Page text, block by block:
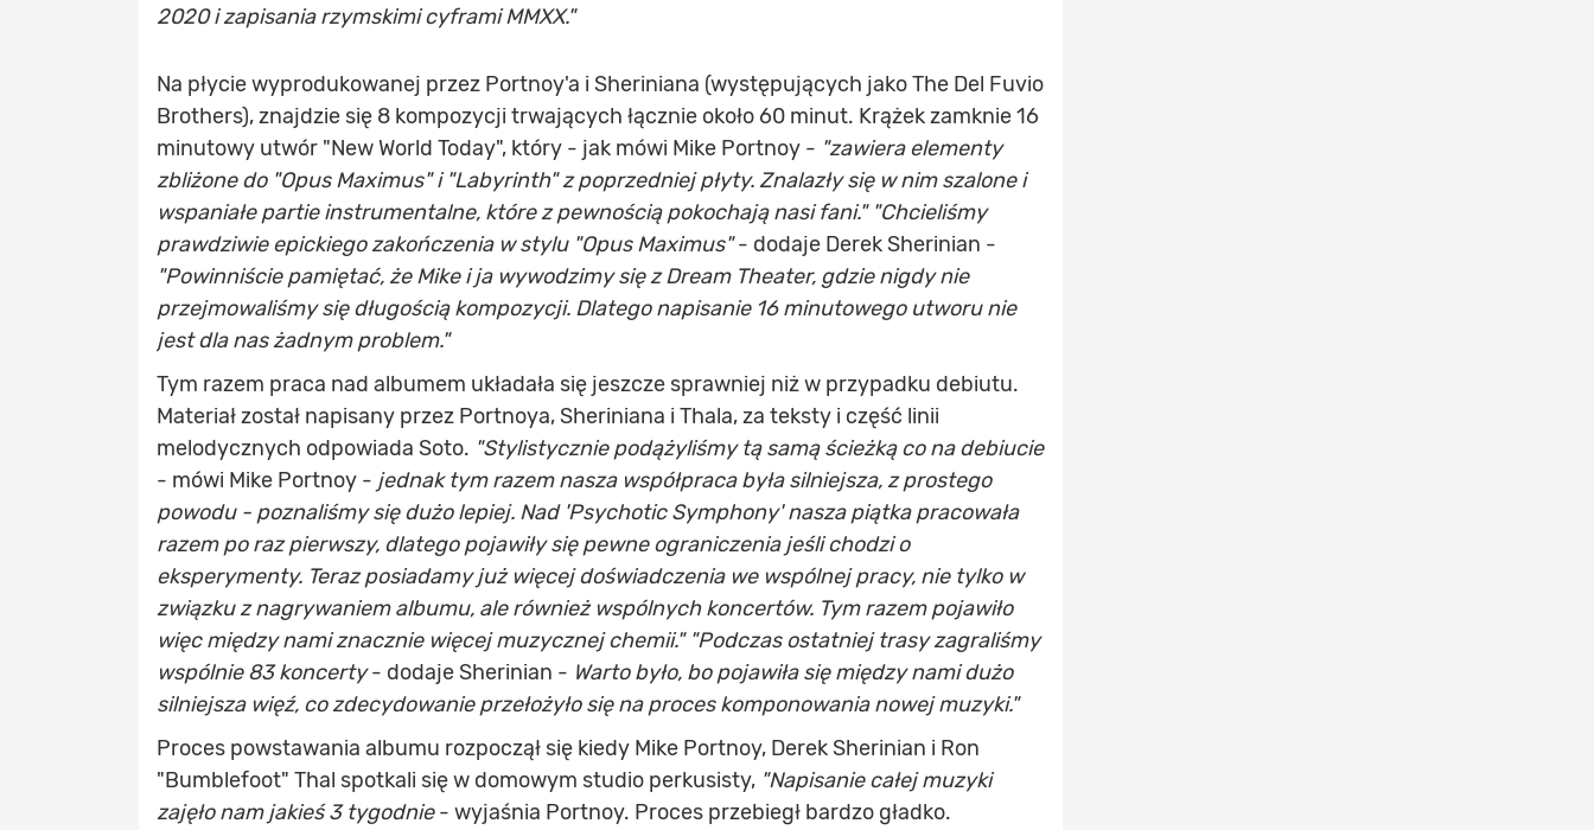
2020 i zapisania rzymskimi cyframi MMXX."
Na płycie wyprodukowanej przez Portnoy'a i Sheriniana (występujących jako The Del Fuvio
Brothers), znajdzie się 8 kompozycji trwających łącznie około 60 minut. Krążek zamknie 16
minutowy utwór "New World Today", który - jak mówi Mike Portnoy - "zawiera elementy
zbliżone do "Opus Maximus" i "Labyrinth" z poprzedniej płyty. Znalazły się w nim szalone i
wspaniałe partie instrumentalne, które z pewnością pokochają nasi fani." "Chcieliśmy
prawdziwie epickiego zakończenia w stylu "Opus Maximus"- dodaje Derek Sherinian -
"Powinniście pamiętać, że Mike i ja wywodzimy się z Dream Theater, gdzie nigdy nie
przejmowaliśmy się długością kompozycji. Dlatego napisanie 16 minutowego utworu nie
jest dla nas żadnym problem."
Tym razem praca nad albumem układała się jeszcze sprawniej niż w przypadku debiutu.
Materiał został napisany przez Portnoya, Sheriniana i Thala, za teksty i część linii
melodycznych odpowiada Soto. "Stylistycznie podążyliśmy tą samą ścieżką co na debiucie
- mówi Mike Portnoy - jednak tym razem nasza współpraca była silniejsza, z prostego
powodu - poznaliśmy się dużo lepiej. Nad 'Psychotic Symphony' nasza piątka pracowała
razem po raz pierwszy, dlatego pojawiły się pewne ograniczenia jeśli chodzi o
eksperymenty. Teraz posiadamy już więcej doświadczenia we wspólnej pracy, nie tylko w
związku z nagrywaniem albumu, ale również wspólnych koncertów. Tym razem pojawiło
więc między nami znacznie więcej muzycznej chemii." "Podczas ostatniej trasy zagraliśmy
wspólnie 83 koncerty- dodaje Sherinian - Warto było, bo pojawiła się między nami dużo
silniejsza więź, co zdecydowanie przełożyło się na proces komponowania nowej muzyki."
Proces powstawania albumu rozpoczął się kiedy Mike Portnoy, Derek Sherinian i Ron
"Bumblefoot" Thal spotkali się w domowym studio perkusisty, "Napisanie całej muzyki
zajęło nam jakieś 3 tygodnie- wyjaśnia Portnoy. Proces przebiegł bardzo gładko.